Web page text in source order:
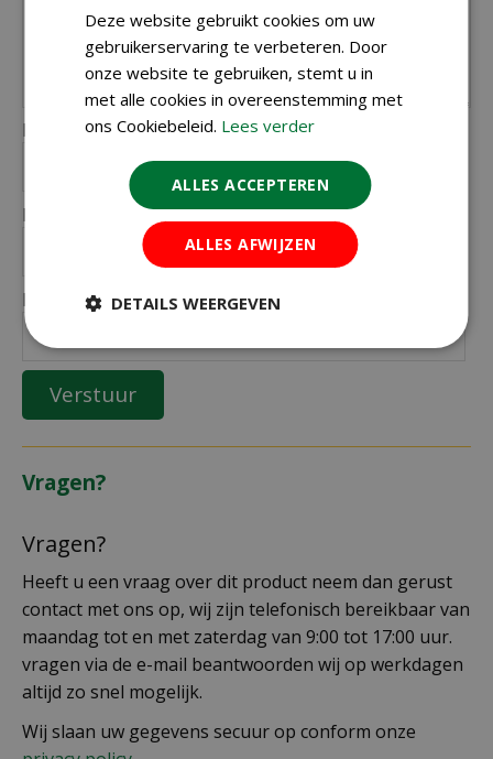
Naam (zichtbaar op website):*
Plaats (zichtbaar op website):*
E-mailadres (niet zichtbaar):*
Vragen?
Vragen?
Heeft u een vraag over dit product neem dan gerust
contact met ons op, wij zijn telefonisch bereikbaar van
maandag tot en met zaterdag van 9:00 tot 17:00 uur.
vragen via de e-mail beantwoorden wij op werkdagen
altijd zo snel mogelijk.
Wij slaan uw gegevens secuur op conform onze
Deze website gebruikt cookies om uw
gebruikerservaring te verbeteren. Door
onze website te gebruiken, stemt u in
met alle cookies in overeenstemming met
ons Cookiebeleid. Lees verder
ALLES ACCEPTEREN
ALLES AFWIJZEN
DETAILS WEERGEVEN